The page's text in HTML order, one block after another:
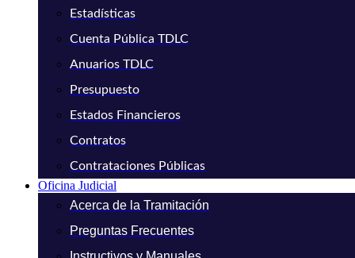
Estadísticas
Cuenta Pública TDLC
Anuarios TDLC
Presupuesto
Estados Financieros
Contratos
Contrataciones Públicas
Oficina Judicial
Acerca de la Tramitación
Preguntas Frecuentes